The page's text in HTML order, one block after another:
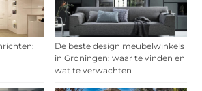
De beste design meubelwinkels
in Groningen: waar te vinden en
wat te verwachten